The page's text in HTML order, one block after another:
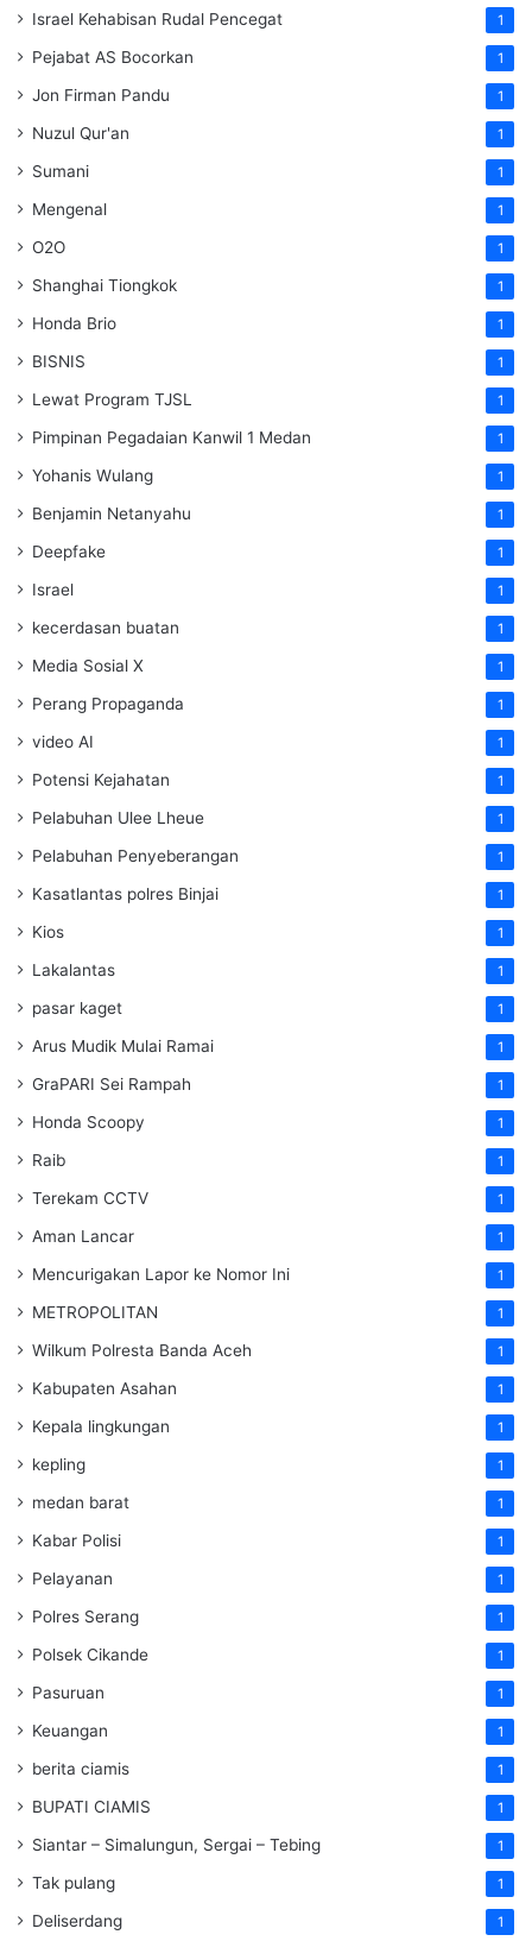
Israel Kehabisan Rudal Pencegat 1
Pejabat AS Bocorkan 1
Jon Firman Pandu 1
Nuzul Qur'an 1
Sumani 1
Mengenal 1
O2O 1
Shanghai Tiongkok 1
Honda Brio 1
BISNIS 1
Lewat Program TJSL 1
Pimpinan Pegadaian Kanwil 1 Medan 1
Yohanis Wulang 1
Benjamin Netanyahu 1
Deepfake 1
Israel 1
kecerdasan buatan 1
Media Sosial X 1
Perang Propaganda 1
video AI 1
Potensi Kejahatan 1
Pelabuhan Ulee Lheue 1
Pelabuhan Penyeberangan 1
Kasatlantas polres Binjai 1
Kios 1
Lakalantas 1
pasar kaget 1
Arus Mudik Mulai Ramai 1
GraPARI Sei Rampah 1
Honda Scoopy 1
Raib 1
Terekam CCTV 1
Aman Lancar 1
Mencurigakan Lapor ke Nomor Ini 1
METROPOLITAN 1
Wilkum Polresta Banda Aceh 1
Kabupaten Asahan 1
Kepala lingkungan 1
kepling 1
medan barat 1
Kabar Polisi 1
Pelayanan 1
Polres Serang 1
Polsek Cikande 1
Pasuruan 1
Keuangan 1
berita ciamis 1
BUPATI CIAMIS 1
Siantar – Simalungun, Sergai – Tebing 1
Tak pulang 1
Deliserdang 1